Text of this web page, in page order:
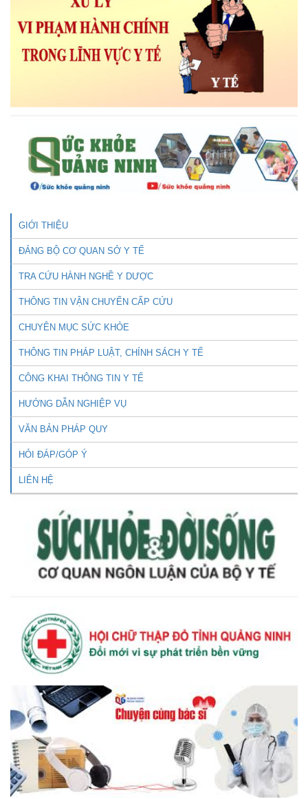
GIỚI THIỆU
ĐẢNG BỘ CƠ QUAN SỞ Y TẾ
TRA CỨU HÀNH NGHỀ Y DƯỢC
THÔNG TIN VẬN CHUYỂN CẤP CỨU
CHUYÊN MỤC SỨC KHỎE
THÔNG TIN PHÁP LUẬT, CHÍNH SÁCH Y TẾ
CÔNG KHAI THÔNG TIN Y TẾ
HƯỚNG DẪN NGHIỆP VỤ
VĂN BẢN PHÁP QUY
HỎI ĐÁP/GÓP Ý
LIÊN HỆ